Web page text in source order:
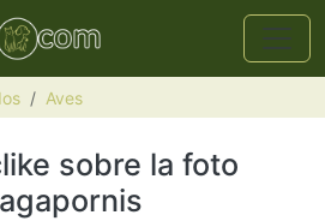
Aves
sobre la foto